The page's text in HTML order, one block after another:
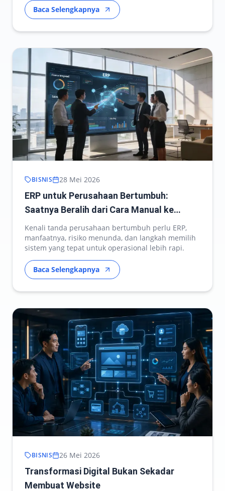
Baca Selengkapnya
BISNIS 28 Mei 2026
ERP untuk Perusahaan Bertumbuh:
Saatnya Beralih dari Cara Manual ke
Sistem Terintegrasi
Kenali tanda perusahaan bertumbuh perlu ERP,
manfaatnya, risiko menunda, dan langkah memilih
sistem yang tepat untuk operasional lebih rapi.
Baca Selengkapnya
BISNIS 26 Mei 2026
Transformasi Digital Bukan Sekadar
Membuat Website